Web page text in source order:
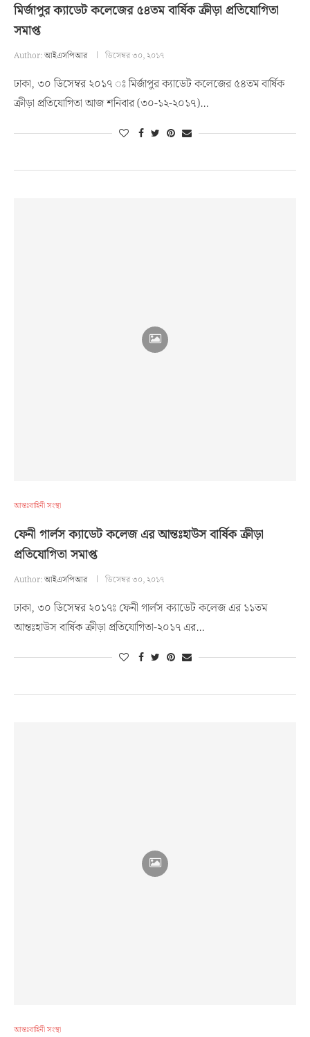
মির্জাপুর ক্যাডেট কলেজের ৫৪তম বার্ষিক ক্রীড়া প্রতিযোগিতা
সমাপ্ত
Author:আইএসপিআর ডিসেম্বর ৩০, ২০১৭
ঢাকা, ৩০ ডিসেম্বর ২০১৭ ঃ মির্জাপুর ক্যাডেট কলেজের ৫৪তম বার্ষিক
ক্রীড়া প্রতিযোগিতা আজ শনিবার (৩০-১২-২০১৭)…
আন্তঃবাহিনী সংস্থা
ফেনী গার্লস ক্যাডেট কলেজ এর আন্তঃহাউস বার্ষিক ক্রীড়া
প্রতিযোগিতা সমাপ্ত
Author:আইএসপিআর ডিসেম্বর ৩০, ২০১৭
ঢাকা, ৩০ ডিসেম্বর ২০১৭ঃ ফেনী গার্লস ক্যাডেট কলেজ এর ১১তম
আন্তঃহাউস বার্ষিক ক্রীড়া প্রতিযোগিতা-২০১৭ এর…
আন্তঃবাহিনী সংস্থা